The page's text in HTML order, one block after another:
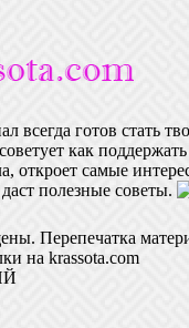
всегда готов стать
как
откроет самые
полезные советы.
Перепечатка
на krassota.com